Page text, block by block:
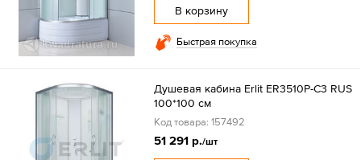
В корзину
Быстрая покупка
Душевая кабина Erlit ER3510P-C3 RUS
100*100 см
Код товара: 157492
51 291 р./шт